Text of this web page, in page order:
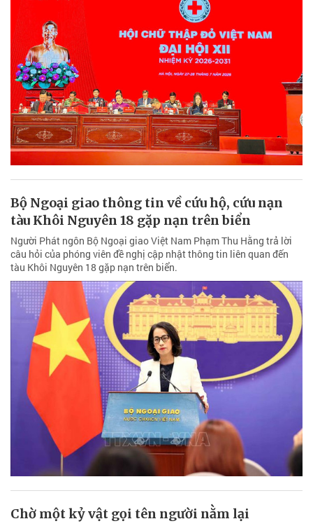
Bộ Ngoại giao thông tin về cứu hộ, cứu nạn
tàu Khôi Nguyên 18 gặp nạn trên biển
Người Phát ngôn Bộ Ngoại giao Việt Nam Phạm Thu Hằng trả lời
câu hỏi của phóng viên đề nghị cập nhật thông tin liên quan đến
tàu Khôi Nguyên 18 gặp nạn trên biển.
Chờ một kỷ vật gọi tên người nằm lại